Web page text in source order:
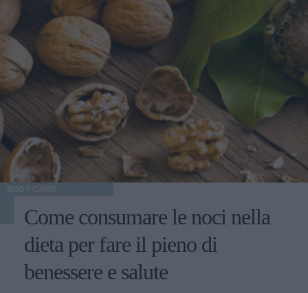
Come consumare le noci nella
dieta per fare il pieno di
benessere e salute